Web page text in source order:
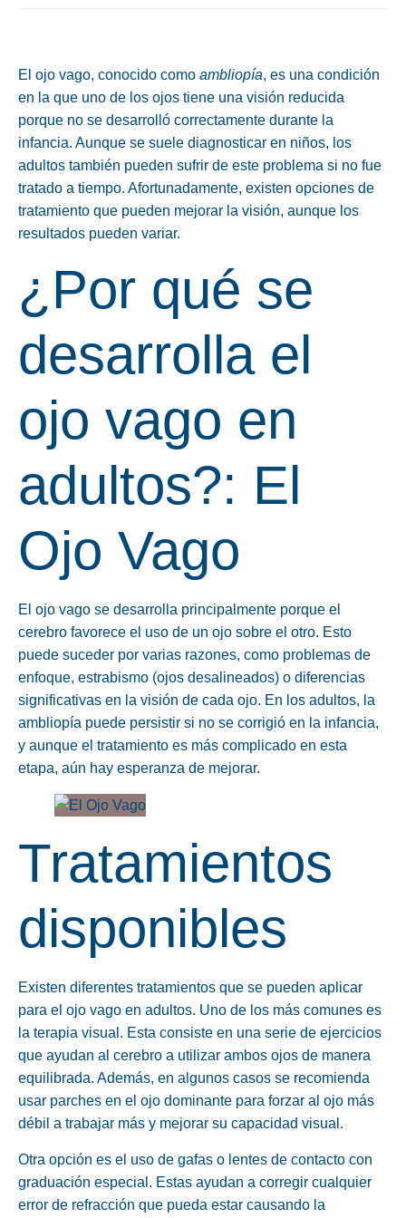
El ojo vago, conocido como ambliopía, es una condición
en la que uno de los ojos tiene una visión reducida
porque no se desarrolló correctamente durante la
infancia. Aunque se suele diagnosticar en niños, los
adultos también pueden sufrir de este problema si no fue
tratado a tiempo. Afortunadamente, existen opciones de
tratamiento que pueden mejorar la visión, aunque los
resultados pueden variar.
¿Por qué se
desarrolla el
ojo vago en
adultos?: El
Ojo Vago
El ojo vago se desarrolla principalmente porque el
cerebro favorece el uso de un ojo sobre el otro. Esto
puede suceder por varias razones, como problemas de
enfoque, estrabismo (ojos desalineados) o diferencias
significativas en la visión de cada ojo. En los adultos, la
ambliopía puede persistir si no se corrigió en la infancia,
y aunque el tratamiento es más complicado en esta
etapa, aún hay esperanza de mejorar.
Tratamientos
disponibles
Existen diferentes tratamientos que se pueden aplicar
para el ojo vago en adultos. Uno de los más comunes es
la terapia visual. Esta consiste en una serie de ejercicios
que ayudan al cerebro a utilizar ambos ojos de manera
equilibrada. Además, en algunos casos se recomienda
usar parches en el ojo dominante para forzar al ojo más
débil a trabajar más y mejorar su capacidad visual.
Otra opción es el uso de gafas o lentes de contacto con
graduación especial. Estas ayudan a corregir cualquier
error de refracción que pueda estar causando la